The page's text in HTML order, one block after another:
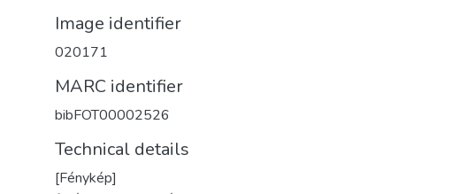
Image identifier
020171
MARC identifier
bibFOT00002526
Technical details
[Fénykép]